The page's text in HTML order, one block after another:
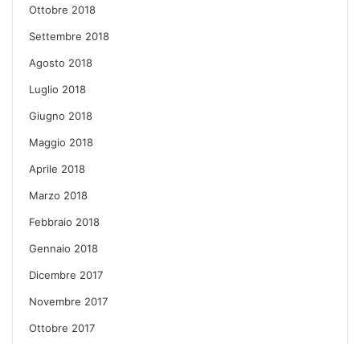
Ottobre 2018
Settembre 2018
Agosto 2018
Luglio 2018
Giugno 2018
Maggio 2018
Aprile 2018
Marzo 2018
Febbraio 2018
Gennaio 2018
Dicembre 2017
Novembre 2017
Ottobre 2017